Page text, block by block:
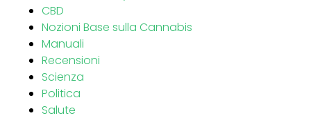
CBD
Nozioni Base sulla Cannabis
Manuali
Recensioni
Scienza
Politica
Salute